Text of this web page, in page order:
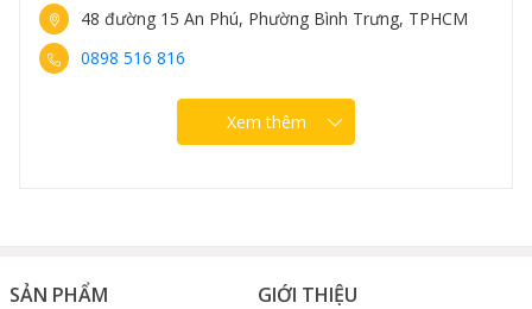
96 Nguyễn Văn Lộc, Phường Hà Đông, Hà Nội
0889 307 308
Xem thêm
SẢN PHẨM GIỚI THIỆU